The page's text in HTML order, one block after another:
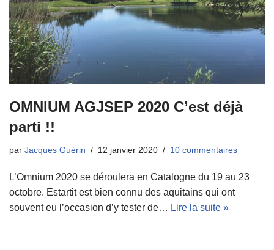
OMNIUM AGJSEP 2020 C’est déjà
parti !!
par Jacques Guérin 12 janvier 2020 10 commentaires
L’Omnium 2020 se déroulera en Catalogne du 19 au 23
octobre. Estartit est bien connu des aquitains qui ont
souvent eu l’occasion d’y tester de… Lire la suite »